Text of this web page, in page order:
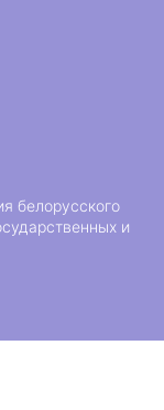
белорусского
и